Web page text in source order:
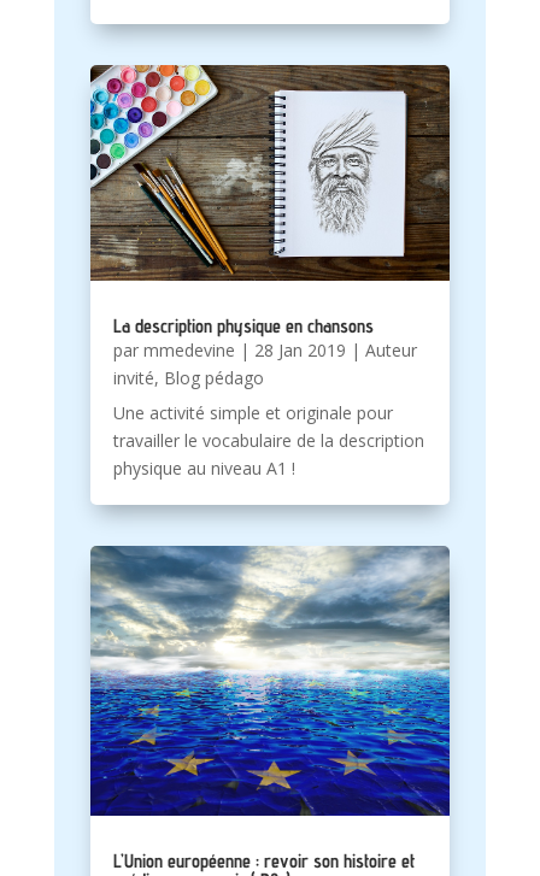
La description physique en chansons
par mmedevine | 28 Jan 2019 | Auteur
invité, Blog pédago
Une activité simple et originale pour
travailler le vocabulaire de la description
physique au niveau A1 !
L’Union européenne : revoir son histoire et